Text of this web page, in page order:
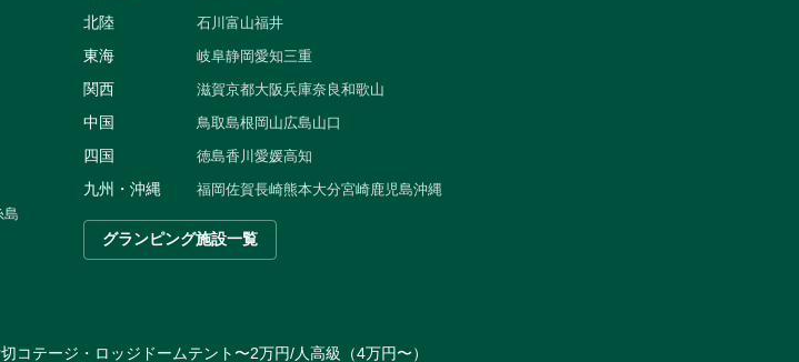
島
北陸 石川 富山福井
東海 岐阜静岡愛知三重
関西 滋賀京都大阪兵庫奈良和歌山
中国 鳥取島根 岡山広島山口
四国 徳島香川 愛媛高知
九州・沖縄 福岡佐賀長崎熊本大分宮崎鹿児島沖縄
グランピング施設一覧
コテージ・ロッジ ドームテント 〜2万円/人高級（4万円〜）